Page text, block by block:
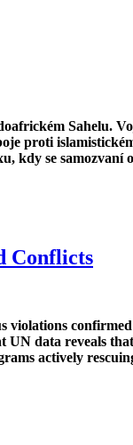
Sahelu.
proti
kdy se
Conflicts
violations
data reveals
actively